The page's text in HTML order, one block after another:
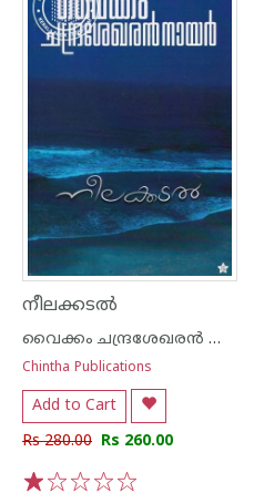
നീലക്കടല്‍
വൈക്കം ചന്ദ്രശേഖരന്‍ നായര്‍
Chintha Publications
Add to Cart
Rs 280.00 Rs 260.00